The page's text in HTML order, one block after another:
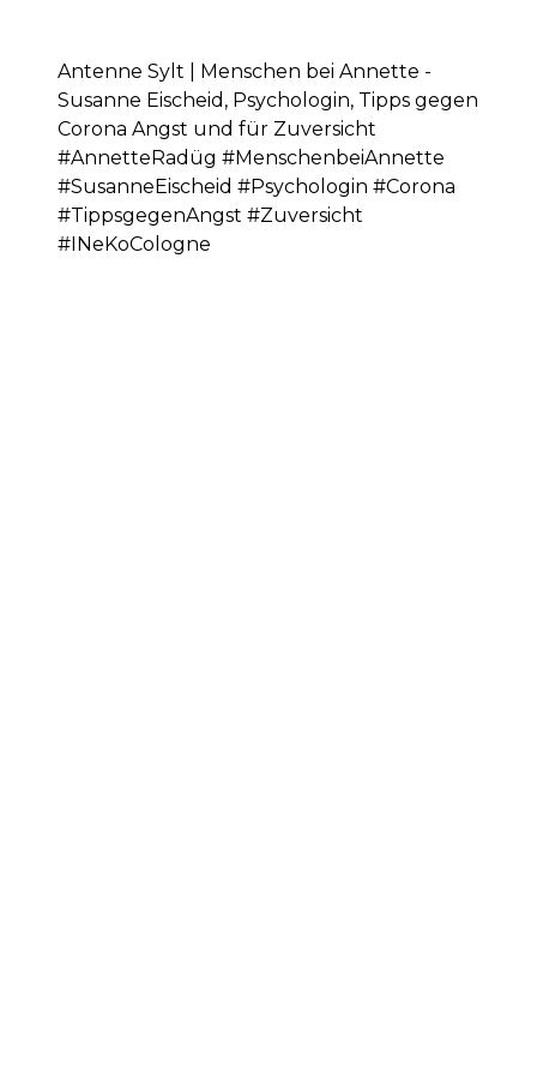
Antenne Sylt | Menschen bei Annette -
Susanne Eischeid, Psychologin, Tipps gegen
Corona Angst und für Zuversicht
#AnnetteRadüg #MenschenbeiAnnette
#SusanneEischeid #Psychologin #Corona
#TippsgegenAngst #Zuversicht
#INeKoCologne